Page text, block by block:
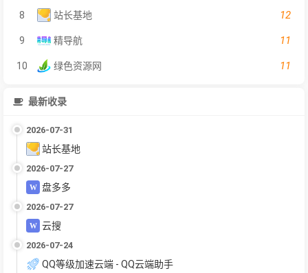
8 站长基地 12
9 精导航 11
10 绿色资源网 11
最新收录
2026-07-31
站长基地
2026-07-27
盘多多
2026-07-27
云搜
2026-07-24
QQ等级加速云端 - QQ云端助手